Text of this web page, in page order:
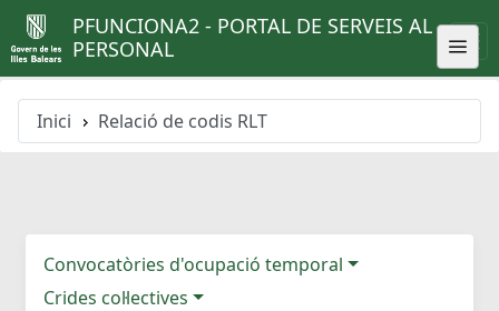
PFUNCIONA2 - PORTAL DE SERVEIS AL
PERSONAL
Inici Relació de codis RLT
Convocatòries d'ocupació temporal
Crides col·lectives